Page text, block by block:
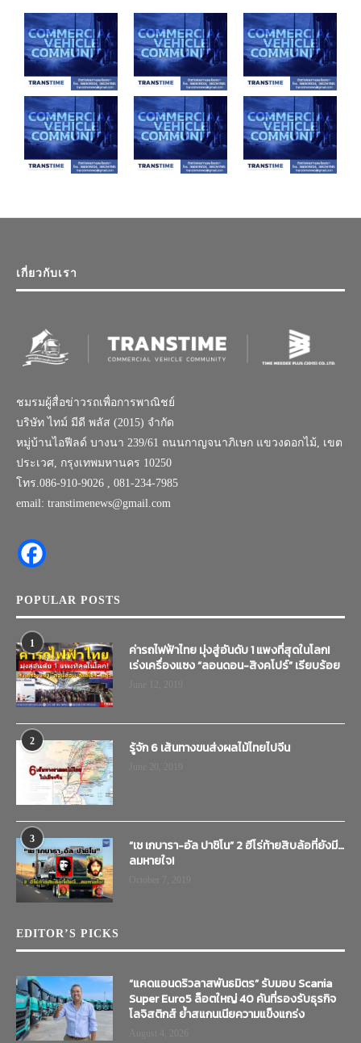
เกี่ยวกับเรา
ชมรมผู้สื่อข่าวรถเพื่อการพาณิชย์
บริษัท ไทม์ มีดี พลัส (2015) จำกัด
หมู่บ้านไอฟีลด์ บางนา 239/61 ถนนกาญจนาภิเษก แขวงดอกไม้, เขต
ประเวศ, กรุงเทพมหานคร 10250
โทร.086-910-9026 , 081-234-7985
email: transtimenews@gmail.com
POPULAR POSTS
1
ค่ารถไฟฟ้าไทย มุ่งสู่อันดับ 1 แพงที่สุดในโลก!
เร่งเครื่องแซง “ลอนดอน-สิงคโปร์” เรียบร้อย
2 รู้จัก 6 เส้นทางขนส่งผลไม้ไทยไปจีน
3
“เช เกบารา-อัล ปาชิโน” 2 ฮีโร่ท้ายสิบล้อที่ยังมี…
ลมหายใจ!
EDITOR’S PICKS
“แคดแอนดริวลาสพันธมิตร” รับมอบ Scania
Super Euro5 ล็อตใหญ่ 40 คันที่รองรับธุรกิจ
โลจิสติกส์ ย้ำสแกนเนียความแข็งแกร่ง